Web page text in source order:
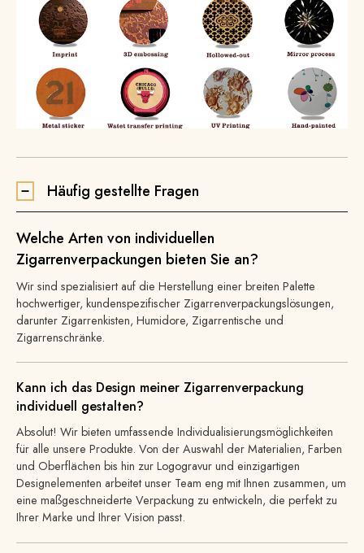
Häufig gestellte Fragen
Welche Arten von individuellen
Zigarrenverpackungen bieten Sie an?
Wir sind spezialisiert auf die Herstellung einer breiten Palette
hochwertiger, kundenspezifischer Zigarrenverpackungslösungen,
darunter Zigarrenkisten, Humidore, Zigarrentische und
Zigarrenschränke.
Kann ich das Design meiner Zigarrenverpackung
individuell gestalten?
Absolut! Wir bieten umfassende Individualisierungsmöglichkeiten
für alle unsere Produkte. Von der Auswahl der Materialien, Farben
und Oberflächen bis hin zur Logogravur und einzigartigen
Designelementen arbeitet unser Team eng mit Ihnen zusammen, um
eine maßgeschneiderte Verpackung zu entwickeln, die perfekt zu
Ihrer Marke und Ihrer Vision passt.